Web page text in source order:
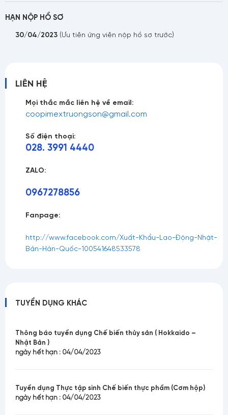
HẠN NỘP HỒ SƠ
30/04/2023 (Ưu tiên ứng viên nộp hồ sơ trước)
LIÊN HỆ
Mọi thắc mắc liên hệ về email:
coopimextruongson@gmail.com
Số điện thoại:
028. 3991 4440
ZALO:
0967278856
Fanpage:
http://www.facebook.com/Xuất-Khẩu-Lao-Động-Nhật-
Bản-Hàn-Quốc-100541648533578
TUYỂN DỤNG KHÁC
Thông báo tuyển dụng Chế biến thủy sản ( Hokkaido –
Nhật Bản )
ngày hết hạn : 04/04/2023
Tuyển dụng Thực tập sinh Chế biến thực phẩm (Cơm hộp)
ngày hết hạn : 04/04/2023
Email
Nội dung